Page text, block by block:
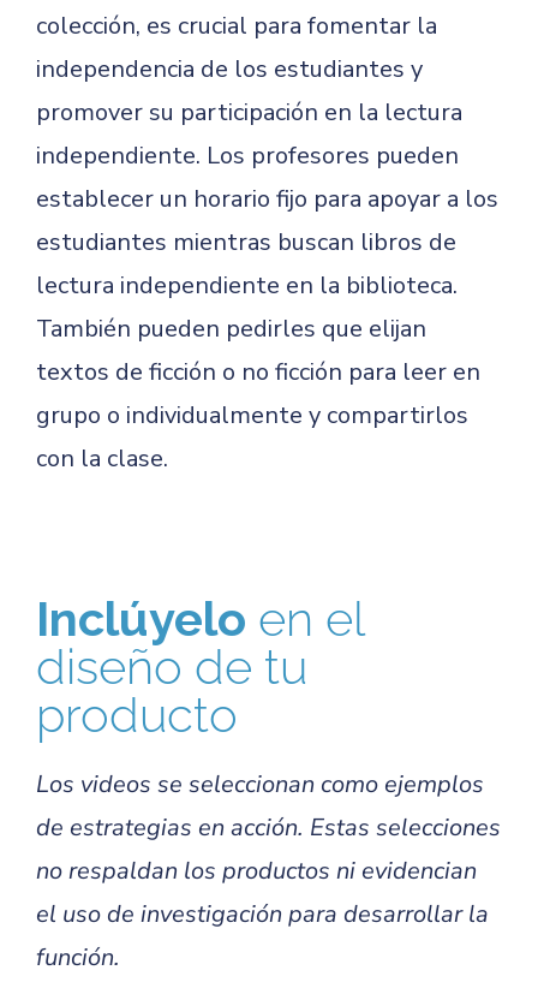
colección, es crucial para fomentar la
independencia de los estudiantes y
promover su participación en la lectura
independiente. Los profesores pueden
establecer un horario fijo para apoyar a los
estudiantes mientras buscan libros de
lectura independiente en la biblioteca.
También pueden pedirles que elijan
textos de ficción o no ficción para leer en
grupo o individualmente y compartirlos
con la clase.
Inclúyelo en el
diseño de tu
producto
Los videos se seleccionan como ejemplos
de estrategias en acción. Estas selecciones
no respaldan los productos ni evidencian
el uso de investigación para desarrollar la
función.